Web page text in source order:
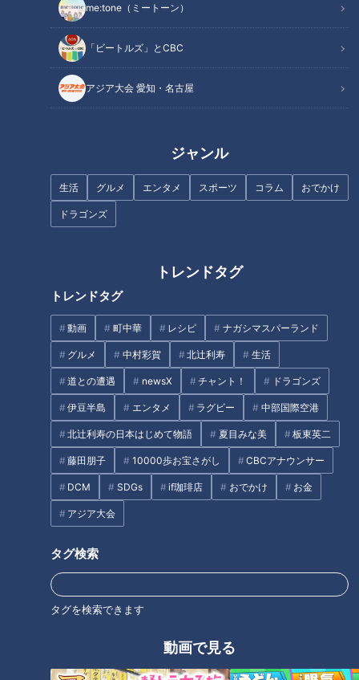
me:tone（ミートーン）
「ビートルズ」とCBC
アジア大会 愛知・名古屋
ジャンル
生活 グルメ エンタメ スポーツ コラム おでかけ
ドラゴンズ
トレンドタグ
トレンドタグ
動画 町中華 レシピ ナガシマスパーランド
グルメ 中村彩賀 北辻利寿 生活
道との遭遇 newsX チャント！ ドラゴンズ
伊豆半島 エンタメ ラグビー 中部国際空港
北辻利寿の日本はじめて物語 夏目みな美 板東英二
藤田朋子 10000歩お宝さがし CBCアナウンサー
DCM SDGs if珈琲店 おでかけ お金
アジア大会
タグ検索
タグを検索できます
動画で見る
押し麦 20g
山芋 150g
みそ汁の上澄み 大さじ5～6
青のり粉 少々
1 米はやさしく洗い、押し麦と合わせて水に浸して40分ほど
おき水気をきる。炊飯器に入れて、1合の目盛りに合わせて水
加減し、普通に炊く。
2 山芋はよく洗い、ひげ根は火であぶって除き、皮つきのま
ますり鉢で円を描くようにしてすりおろす。
3 すりこ木を使ってさらになめらかにし、みそ汁の上澄みを
数回に分けて加えながら溶きのばす。
4 器に麦めしを盛り、とろろをかけて青のり粉をふる。
CBCテレビ「キユーピー３分クッキング」 2025年6月16日 放
この記事の画像を見る
この記事を見たあなたへのおすすめ